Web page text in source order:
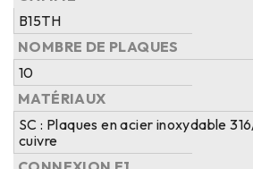
B15TH
NOMBRE DE PLAQUES
10
MATÉRIAUX
SC : Plaques en acier inoxydable
cuivre